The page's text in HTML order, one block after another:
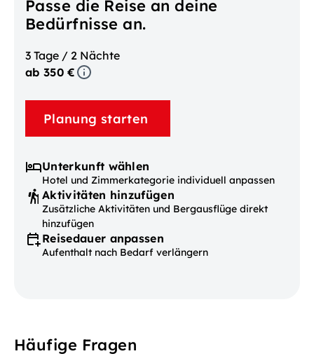
Passe die Reise an deine
Bedürfnisse an.
3 Tage / 2 Nächte
ab 350 €
Planung starten
Unterkunft wählen
Hotel und Zimmerkategorie individuell anpassen
Aktivitäten hinzufügen
Zusätzliche Aktivitäten und Bergausflüge direkt
hinzufügen
Reisedauer anpassen
Aufenthalt nach Bedarf verlängern
Häufige Fragen